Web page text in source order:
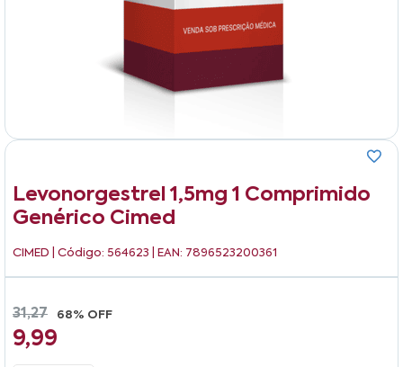
Levonorgestrel 1,5mg 1 Comprimido
Genérico Cimed
CIMED | Código: 564623 | EAN: 7896523200361
31,27 68% OFF
9,99